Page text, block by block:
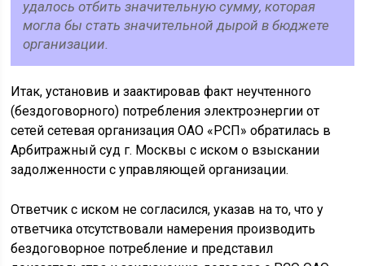
удалось отбить значительную сумму, которая
могла бы стать значительной дырой в бюджете
организации.
Итак, установив и заактировав факт неучтенного
(бездоговорного) потребления электроэнергии от
сетей сетевая организация ОАО «РСП» обратилась в
Арбитражный суд г. Москвы с иском о взыскании
задолженности с управляющей организации.
Ответчик с иском не согласился, указав на то, что у
ответчика отсутствовали намерения производить
бездоговорное потребление и представил